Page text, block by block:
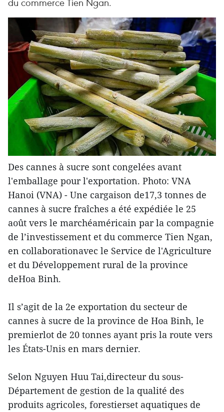
Des cannes à sucre sont congelées avant
l'emballage pour l'exportation. Photo: VNA
Hanoi (VNA) - Une cargaison de17,3 tonnes de
cannes à sucre fraîches a été expédiée le 25
août vers le marchéaméricain par la compagnie
de l’investissement et du commerce Tien Ngan,
en collaborationavec le Service de l'Agriculture
et du Développement rural de la province
deHoa Binh.
Il s’agit de la 2e exportation du secteur de
cannes à sucre de la province de Hoa Binh, le
premierlot de 20 tonnes ayant pris la route vers
les États-Unis en mars dernier.
Selon Nguyen Huu Tai,directeur du sous-
Département de gestion de la qualité des
produits agricoles, forestierset aquatiques de